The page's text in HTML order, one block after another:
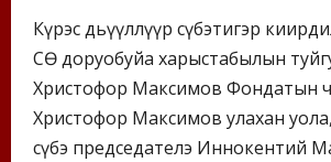
Күрэс дьүүллүүр сүбэтигэр
СӨ доруобуйа харыстабылын
Христофор Максимов Фондатын
Христофор Максимов улахан
сүбэ председателэ Иннокентий